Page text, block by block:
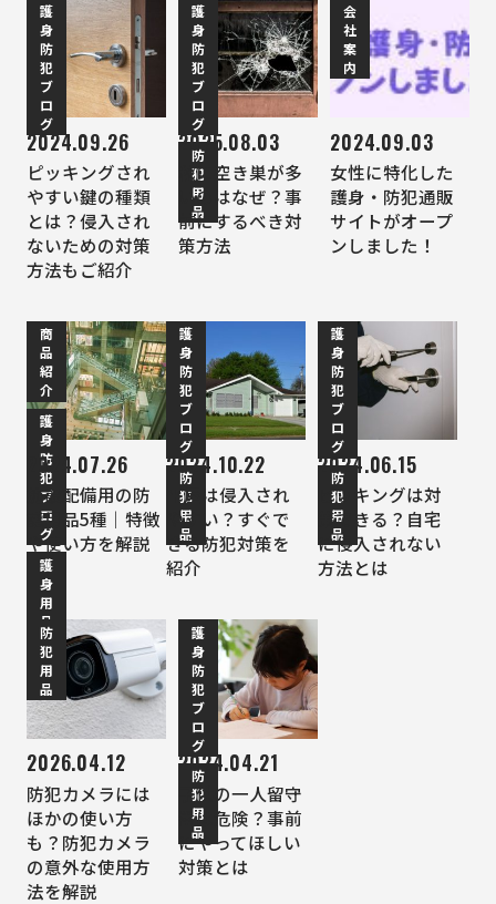
護
身
防
犯
ブ
ロ
グ
2024.09.26
ピッキングされ
やすい鍵の種類
とは？侵入され
ないための対策
方法もご紹介
護
身
防
犯
ブ
ロ
グ
防
犯
用
品
2025.08.03
秋に空き巣が多
いのはなぜ？事
前にするべき対
策方法
会
社
案
内
2024.09.03
女性に特化した
護身・防犯通販
サイトがオープ
ンしました！
商
品
紹
介
護
身
防
犯
ブ
ロ
グ
護
身
用
品
防
犯
用
品
2024.07.26
施設配備用の防
護用品5種｜特徴
や使い方を解説
護
身
防
犯
ブ
ロ
グ
防
犯
用
品
2024.10.22
平屋は侵入され
やすい？すぐで
きる防犯対策を
紹介
護
身
防
犯
ブ
ロ
グ
防
犯
用
品
2024.06.15
ピッキングは対
策できる？自宅
に侵入されない
方法とは
防
犯
用
品
2026.04.12
防犯カメラには
ほかの使い方
も？防犯カメラ
の意外な使用方
法を解説
護
身
防
犯
ブ
ロ
グ
防
犯
用
品
2024.04.21
子供の一人留守
番は危険？事前
にやってほしい
対策とは